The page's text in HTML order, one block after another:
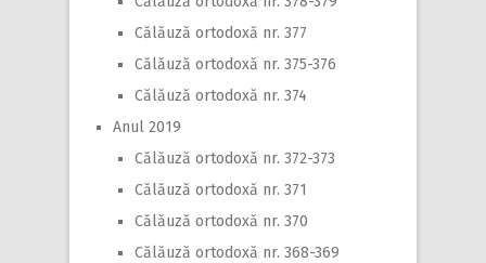
Călăuză ortodoxă nr. 377
Călăuză ortodoxă nr. 375-376
Călăuză ortodoxă nr. 374
Anul 2019
Călăuză ortodoxă nr. 372-373
Călăuză ortodoxă nr. 371
Călăuză ortodoxă nr. 370
Călăuză ortodoxă nr. 368-369